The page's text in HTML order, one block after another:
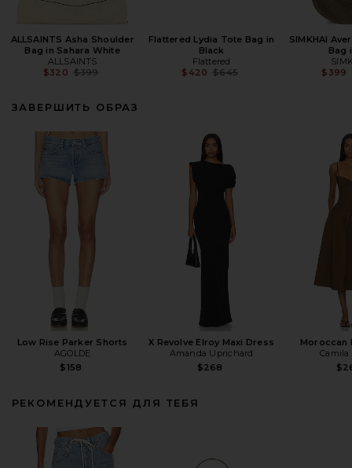
ALLSAINTS Asha Shoulder
Bag in Sahara White
ALLSAINTS
$320 Previous price:
$399
Flattered Lydia Tote Bag in
Black
Flattered
$420
Previous price:
$645
SIMKHAI
Bag
$399
ЗАВЕРШИТЬ ОБРАЗ
Low Rise Parker Shorts
AGOLDE
$158
X Revolve Elroy Maxi Dress
Amanda Uprichard
$268
Moroccan
Camila
РЕКОМЕНДУЕТСЯ ДЛЯ ТЕБЯ